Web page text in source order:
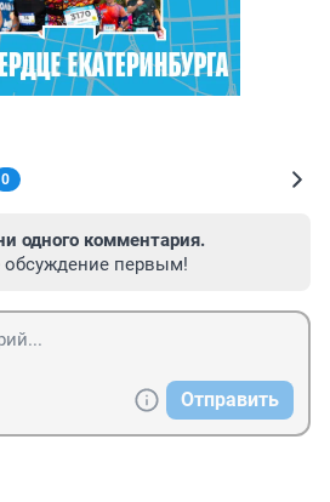
0
одного комментария.
обсуждение первым!
Отправить